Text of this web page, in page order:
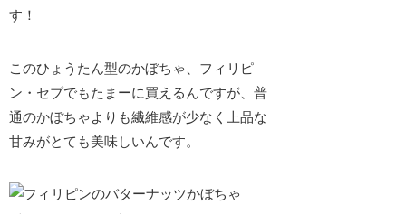
す！
このひょうたん型のかぼちゃ、フィリピ
ン・セブでもたまーに買えるんですが、普
通のかぼちゃよりも繊維感が少なく上品な
甘みがとても美味しいんです。